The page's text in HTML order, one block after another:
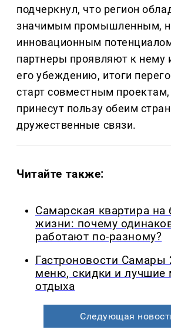
подчеркнул, что регион
значимым промышленным,
инновационным
партнеры проявляют к нему
его убеждению, итоги
старт совместным
принесут пользу обеим
дружественные связи.
Читайте также:
Самарская квартира на
жизни: почему
работают по-разному?
Гастроновости Самары
меню, скидки и лучшие
отдыха
Следующая